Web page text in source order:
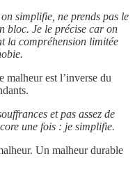
simplifie, ne prends pas le
bloc. Je le précise car on
la compréhension limitée
malheur est l’inverse du
et pas assez de
une fois : je simplifie.
Un malheur durable